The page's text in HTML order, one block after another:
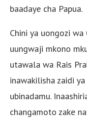
baadaye cha Papua.
Chini ya uongozi wa
uungwaji mkono
utawala wa Rais
inawakilisha zaidi
ubinadamu.
changamoto zake